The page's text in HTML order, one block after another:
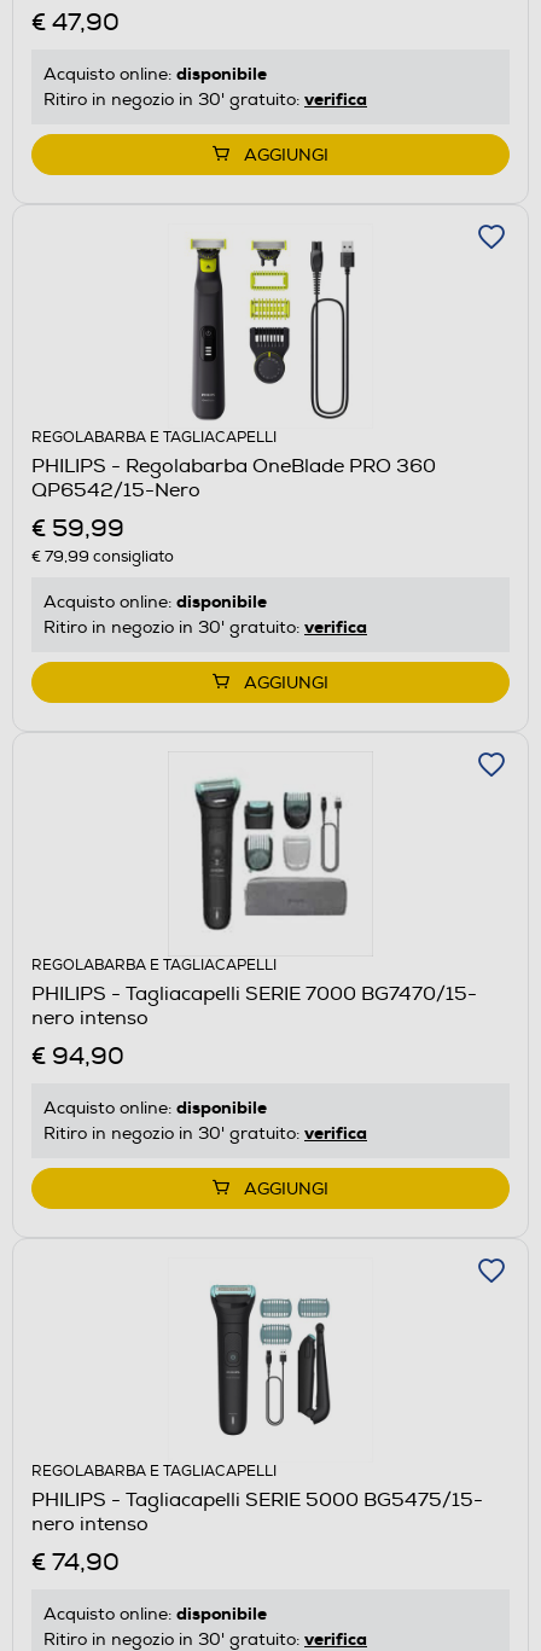
€ 47,90
Acquisto online: disponibile
Ritiro in negozio in 30' gratuito: verifica
AGGIUNGI
REGOLABARBA E TAGLIACAPELLI
PHILIPS - Regolabarba OneBlade PRO 360
QP6542/15-Nero
€ 59,99
€ 79,99 consigliato
Acquisto online: disponibile
Ritiro in negozio in 30' gratuito: verifica
AGGIUNGI
REGOLABARBA E TAGLIACAPELLI
PHILIPS - Tagliacapelli SERIE 7000 BG7470/15-
nero intenso
€ 94,90
Acquisto online: disponibile
Ritiro in negozio in 30' gratuito: verifica
AGGIUNGI
REGOLABARBA E TAGLIACAPELLI
PHILIPS - Tagliacapelli SERIE 5000 BG5475/15-
nero intenso
€ 74,90
Acquisto online: disponibile
Ritiro in negozio in 30' gratuito: verifica